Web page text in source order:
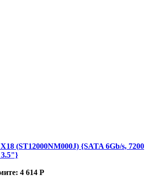
(ST12000NM000J) {SATA 6Gb/s, 7200
3.5"}
4 614 Р